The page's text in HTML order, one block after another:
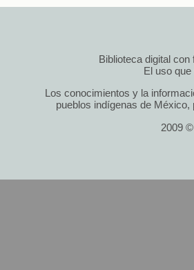
Biblioteca digital
El uso
Los conocimientos y la
pueblos indígenas de
2009